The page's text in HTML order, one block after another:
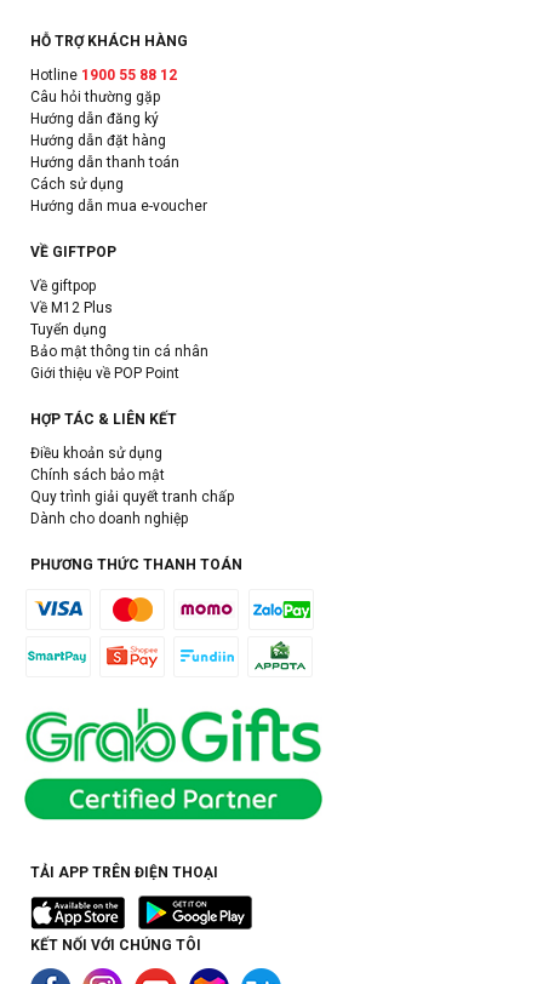
HỖ TRỢ KHÁCH HÀNG
Hotline 1900 55 88 12
Câu hỏi thường gặp
Hướng dẫn đăng ký
Hướng dẫn đặt hàng
Hướng dẫn thanh toán
Cách sử dụng
Hướng dẫn mua e-voucher
VỀ GIFTPOP
Về giftpop
Về M12 Plus
Tuyển dụng
Bảo mật thông tin cá nhân
Giới thiệu về POP Point
HỢP TÁC & LIÊN KẾT
Điều khoản sử dụng
Chính sách bảo mật
Quy trình giải quyết tranh chấp
Dành cho doanh nghiệp
PHƯƠNG THỨC THANH TOÁN
TẢI APP TRÊN ĐIỆN THOẠI
KẾT NỐI VỚI CHÚNG TÔI